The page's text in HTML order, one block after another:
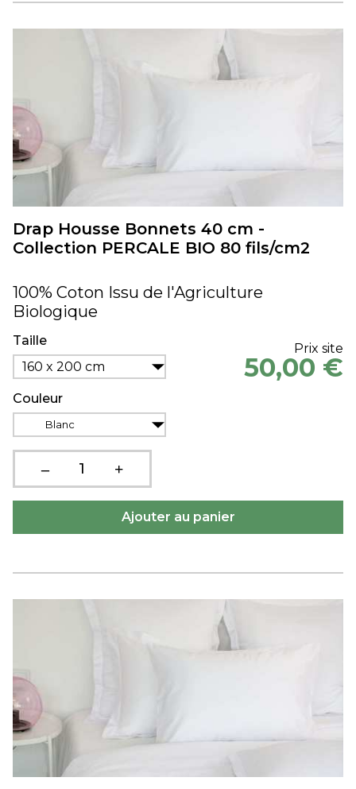
Drap Housse Bonnets 40 cm -
Collection PERCALE BIO 80 fils/cm2
100% Coton Issu de l'Agriculture
Biologique
Taille
160 x 200 cm
Couleur
Blanc
Prix site
50,00 €